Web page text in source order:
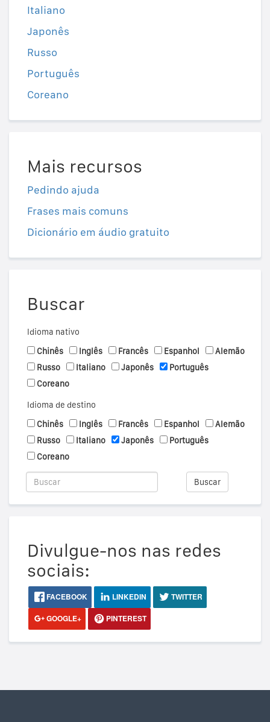
Italiano
Japonês
Russo
Português
Coreano
Mais recursos
Pedindo ajuda
Frases mais comuns
Dicionário em áudio gratuito
Buscar
Idioma nativo
Chinês
Inglês Francês Espanhol
Alemão
Russo
Italiano Japonês
Português
Coreano
Idioma de destino
Chinês
Inglês Francês Espanhol
Alemão
Russo
Italiano Japonês
Português
Coreano
Buscar
Divulgue-nos nas redes
sociais:
FACEBOOK LINKEDIN
TWITTER
GOOGLE+
PINTEREST